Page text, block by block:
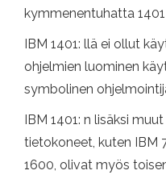
kymmenentuhatta
IBM 1401: llä ei ollut
ohjelmien luominen
symbolinen
IBM 1401: n lisäksi
tietokoneet, kuten IBM
1600, olivat myös